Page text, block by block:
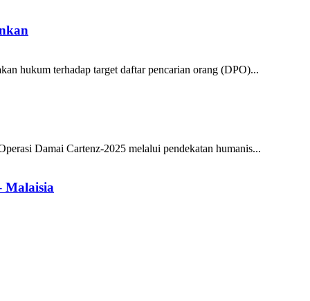
hukum terhadap target daftar pencarian orang (DPO)...
Damai Cartenz-2025 melalui pendekatan humanis...
Malaisia